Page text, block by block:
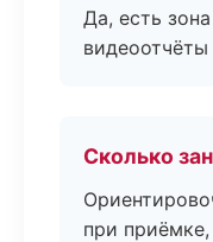
Да, есть
видеоотчёты
Сколько
при